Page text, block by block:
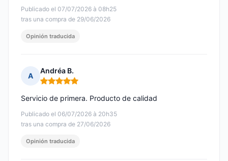
Publicado el 07/07/2026 à 08h25
tras una compra de 29/06/2026
Opinión traducida
A
Andréa B.
Nota: 5 de 5
Publicado el 06/07/2026 à 20h35
tras una compra de 27/06/2026
Servicio de primera. Producto de calidad
Opinión traducida